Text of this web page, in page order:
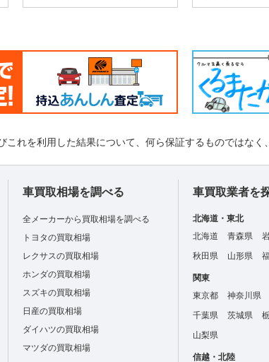
れを利用した結果について、何ら保証するものではなく
車買取相場を調べる
全メーカーから買取相場を調べる
トヨタの買取相場
レクサスの買取相場
ホンダの買取相場
スズキの買取相場
日産の買取相場
ダイハツの買取相場
マツダの買取相場
車買取業者を
北海道・東北
北海道
青森県
秋田県
山形県
関東
東京都
神奈川県
千葉県
茨城県
山梨県
信越・北陸